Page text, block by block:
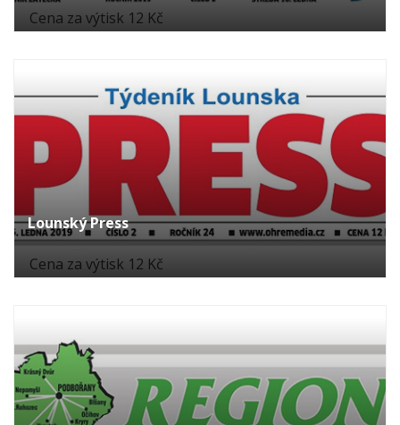
Cena za výtisk 12 Kč
Lounský Press
Cena za výtisk 12 Kč